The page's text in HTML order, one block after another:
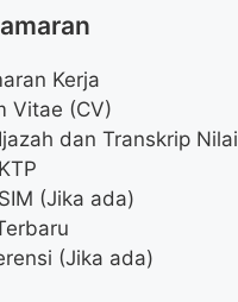
Kerja
Vitae (CV)
dan Transkrip Nilai
(Jika ada)
(Jika ada)